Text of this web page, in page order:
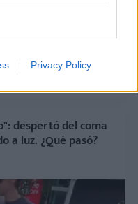
Privacy Policy
desde el
o lo confunde?
despertó del coma
a luz. ¿Qué pasó?